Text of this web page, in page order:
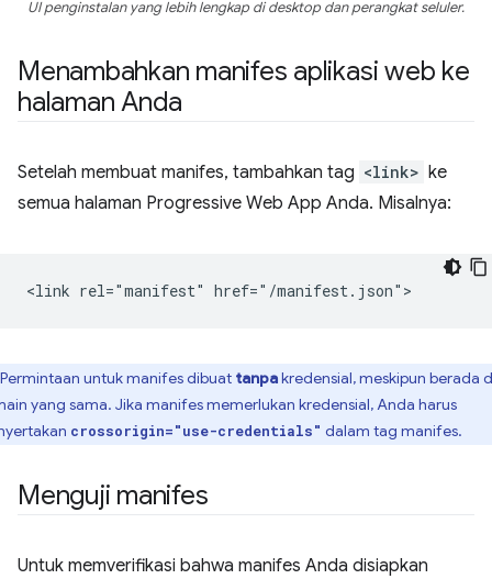
UI penginstalan yang lebih lengkap di desktop dan perangkat seluler.
Menambahkan manifes aplikasi web ke
halaman Anda
Setelah membuat manifes, tambahkan tag <link> ke
semua halaman Progressive Web App Anda. Misalnya:
Permintaan untuk manifes dibuat tanpakredensial, meskipun berada
yang sama. Jika manifes memerlukan kredensial, Anda harus
crossorigin="use-credentials" dalam tag manifes.
Menguji manifes
Untuk memverifikasi bahwa manifes Anda disiapkan